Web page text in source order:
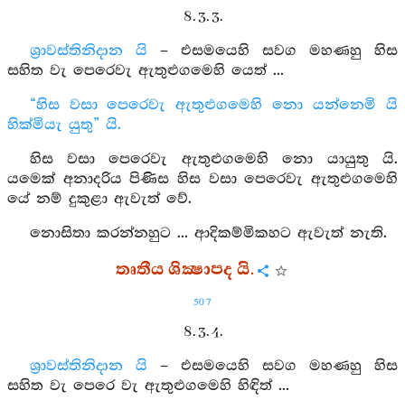
8. 3. 3.
ශ්‍රාවස්තිනිදාන යි – එසමයෙහි සවග මහණහු හිස
සහිත වැ පෙරෙවැ ඇතුළුගමෙහි යෙත් ...
“හිස වසා පෙරෙවැ ඇතුළුගමෙහි නො යන්නෙමි යි
හික්මියැ යුතු” යි.
හිස වසා පෙරෙවැ ඇතුළුගමෙහි නො යායුතු යි.
යමෙක් අනාදරිය පිණිස හිස වසා පෙරෙවැ ඇතුළුගමෙහි
යේ නම් දුකුළා ඇවැත් වේ.
නොසිතා කරන්නහුට ... ආදිකම්මිකහට ඇවැත් නැති.
තෘතීය ශික්‍ෂාපද යි.
507
8. 3. 4.
ශ්‍රාවස්තිනිදාන යි – එසමයෙහි සවග මහණහු හිස
සහිත වැ පෙරෙ වැ ඇතුළුගමෙහි හිඳිත් ...